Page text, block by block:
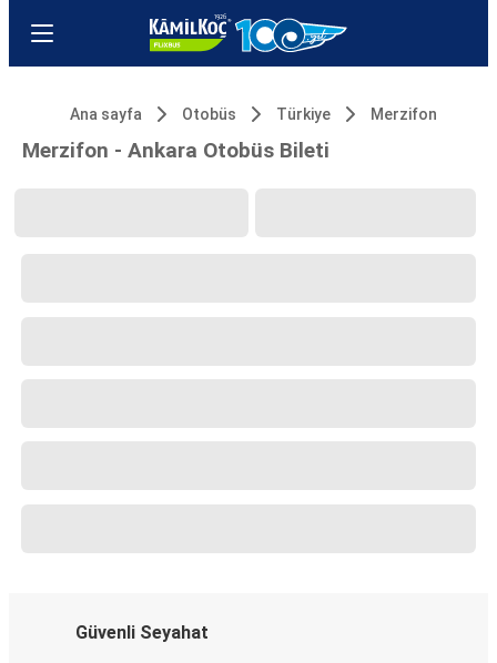
Ana sayfa Otobüs Türkiye Merzifon
Merzifon - Ankara Otobüs Bileti
Güvenli Seyahat